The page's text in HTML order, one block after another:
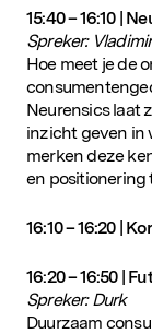
15:40 – 16:10 |
Spreker: Vladimir
Hoe meet je de
Neurensics laat
inzicht geven in
merken deze
en positionering
16:10 – 16:20 |
16:20 – 16:50 |
Spreker: Durk
Duurzaam